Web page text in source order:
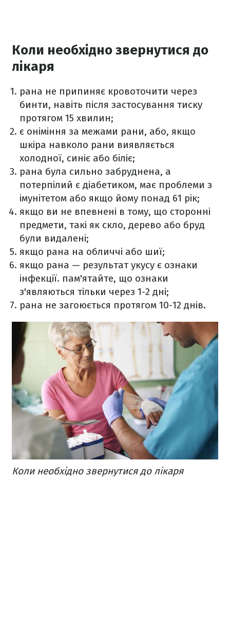
Коли необхідно звернутися до
лікаря
рана не припиняє кровоточити через
бинти, навіть після застосування тиску
протягом 15 хвилин;
є оніміння за межами рани, або, якщо
шкіра навколо рани виявляється
холодної, синіє або біліє;
рана була сильно забруднена, а
потерпілий є діабетиком, має проблеми з
імунітетом або якщо йому понад 61 рік;
якщо ви не впевнені в тому, що сторонні
предмети, такі як скло, дерево або бруд
були видалені;
якщо рана на обличчі або шиї;
якщо рана — результат укусу є ознаки
інфекції. пам'ятайте, що ознаки
з'являються тільки через 1-2 дні;
рана не загоюється протягом 10-12 днів.
Коли необхідно звернутися до лікаря